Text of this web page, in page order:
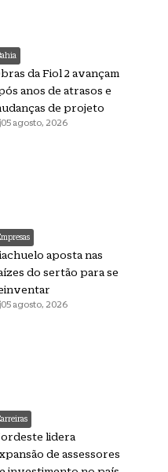
da Fiol 2 avançam
anos de atrasos e
de projeto
05 agosto, 2026
aposta nas
do sertão para se
05 agosto, 2026
lidera
de assessores